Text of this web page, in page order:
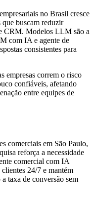
no Brasil cresce
que buscam reduzir
CRM. Modelos LLM são a
com IA e agente de
consistentes para
empresas correm o risco
confiáveis, afetando
entre equipes de
comerciais em São Paulo,
reforça a necessidade
comercial com IA
24/7 e mantém
taxa de conversão sem